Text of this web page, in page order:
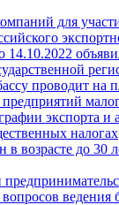
для
проводит на
экспорта и
налогах
в возрасте до 30
ведения